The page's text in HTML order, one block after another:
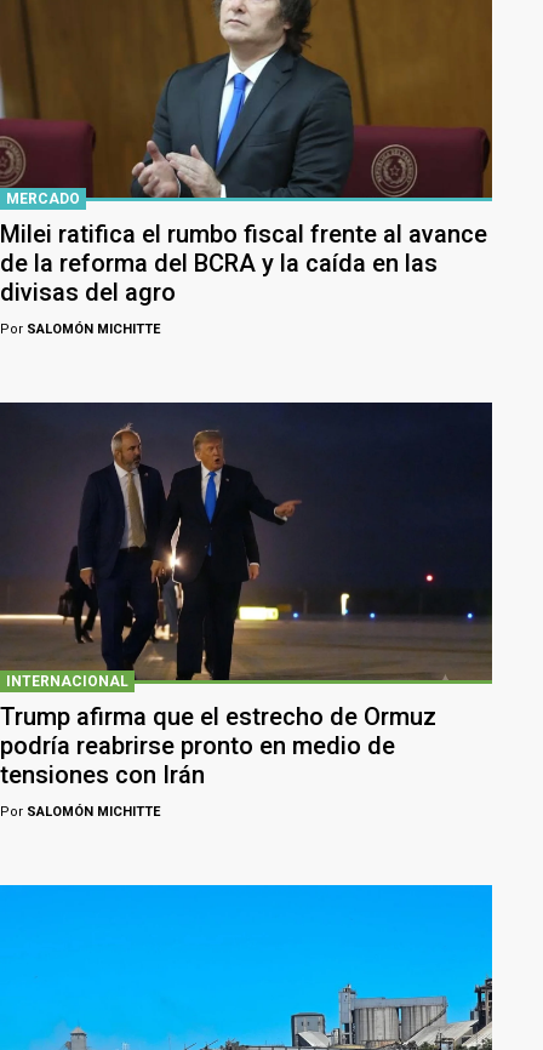
MERCADO
Milei ratifica el rumbo fiscal frente al avance
de la reforma del BCRA y la caída en las
divisas del agro
Por SALOMÓN MICHITTE
INTERNACIONAL
Trump afirma que el estrecho de Ormuz
podría reabrirse pronto en medio de
tensiones con Irán
Por SALOMÓN MICHITTE